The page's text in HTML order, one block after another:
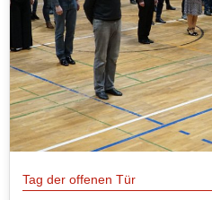
Tag der offenen Tür